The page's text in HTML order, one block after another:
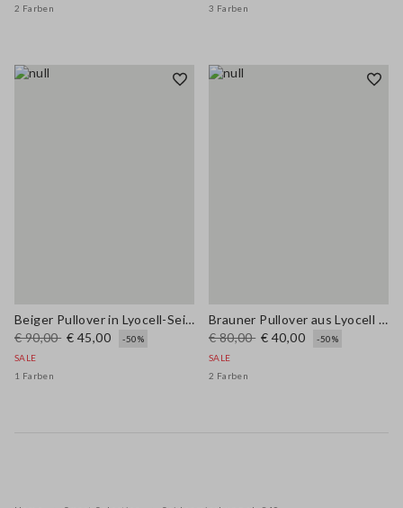
2 Farben
3 Farben
Beiger Pullover in Lyocell-Seide-Mischung mit normaler Passform und Schnürung
€ 90,00 € 45,00
-50%
SALE
1 Farben
Brauner Pullover aus Lyocell und Baumwolle in Regular Fit mit V-Ausschnitt
€ 80,00 € 40,00
-50%
SALE
2 Farben